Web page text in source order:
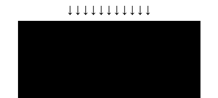
↓ ↓ ↓ ↓ ↓ ↓ ↓ ↓ ↓ ↓ ↓